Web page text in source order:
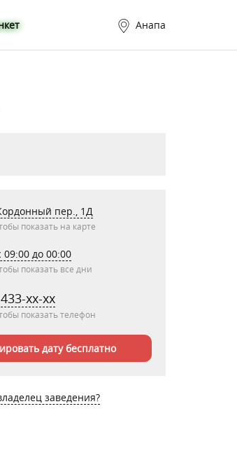
Анапа
пер., 1Д
показать на карте
09:00 до 00:00
показать все дни
xx-xx
показать телефон
дату бесплатно
заведения?